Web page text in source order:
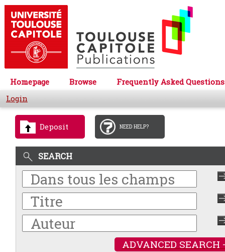
Homepage Browse
Frequently Asked Questions
Login
Deposit NEED HELP?
SEARCH
ADVANCED SEARCH